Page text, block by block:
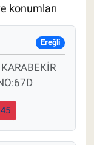
konumları
Ereğli